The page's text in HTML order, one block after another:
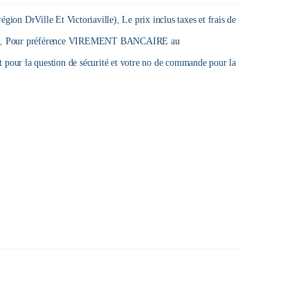
DrVille Et Victoriaville) ,Le prix inclus taxes et frais de
Pour préférence VIREMENT BANCAIRE au
la question de sécurité et votre no de commande pour la